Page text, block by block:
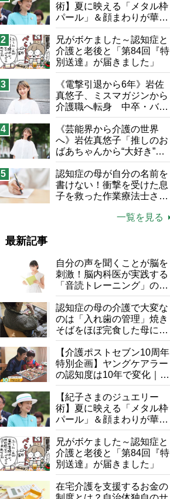
息子の遠距離介護サバイバル術
兄がボケました
便利なサービス
予防法
術】夏に映える「メタル枠
パール」＆顔まわりが華や
ぐ「揺れる一粒」の使い分
け方
2
兄がボケました～認知症と
介護と老後と「第84回『特
別送達』が届きました」
3
《電撃引退から6年》岩佐
真悠子、ミスマガジンから
介護職へ転身 中卒・バイ
ト経験ゼロの彼女が見つけ
た“居場所”「社会の役に立
ちながら自分らしくいられ
る」
4
《芸能界から介護の世界
へ》岩佐真悠子「推しのお
ばあちゃんから“大好き”を
もらえる」理不尽さも吹き
飛ぶ“やりがい”、介護の現
場は「愛おしい」
5
認知症の母が自分の名前を
書けない！衝撃を受けた息
子を救った作業療法士さん
一覧を見る
最新記事
自分の声を聞くことが脳を
刺激！脳内科医が実践する
「音読トレーニング」の極
意
認知症の母の介護で大変な
のは「入れ歯の管理」焼き
そばをほぼ完食した母に息
子が血の気が引いた理由
【介護ポストセブン10周年
特別企画】ヤングケアラー
の認知度は10年で変化｜流
行語大賞にノミネート、法
律にも明記されたが果たし
て現在は？
【紀子さまのジュエリー
術】夏に映える「メタル枠
パール」＆顔まわりが華や
ぐ「揺れる一粒」の使い分
け方
兄がボケました～認知症と
介護と老後と「第84回『特
別送達』が届きました」
在宅介護を支援するお金の